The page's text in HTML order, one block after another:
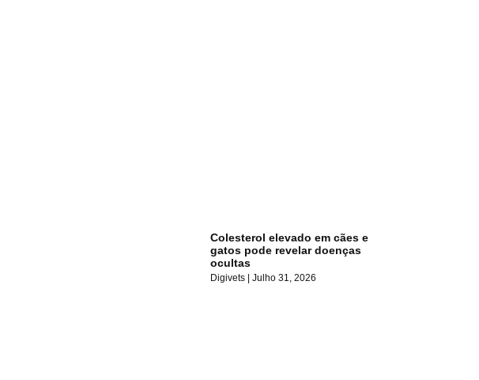
Colesterol elevado em cães e
gatos pode revelar doenças
ocultas
Digivets Julho 31, 2026